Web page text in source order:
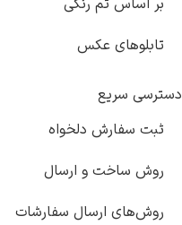
بر اساس تم رنگی
تابلوهای عکس
دسترسی سریع
ثبت سفارش دلخواه
روش ساخت و ارسال
روش‌های ارسال سفارشات